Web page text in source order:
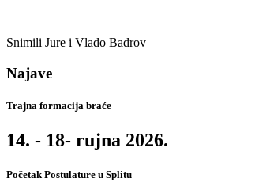
Snimili Jure i Vlado Badrov
Najave
Trajna formacija braće
14. - 18- rujna 2026.
Početak Postulature u Splitu